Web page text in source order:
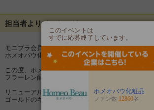
担当者よりメッセージ
モニプラ会員のみなさま、こんにちは！
ホメオバウ化粧品です。
この度、ホメオバウ化粧品のロングセラー商品
フラーレン配合化粧水「ローション」がリニュー
リニューアルしたローションは
ゴールドのキャップに変わり、高級感たっぷりの容
このイベントは
すでに応募終了しています。
ホメオバウ化粧品
ファン数 12860名